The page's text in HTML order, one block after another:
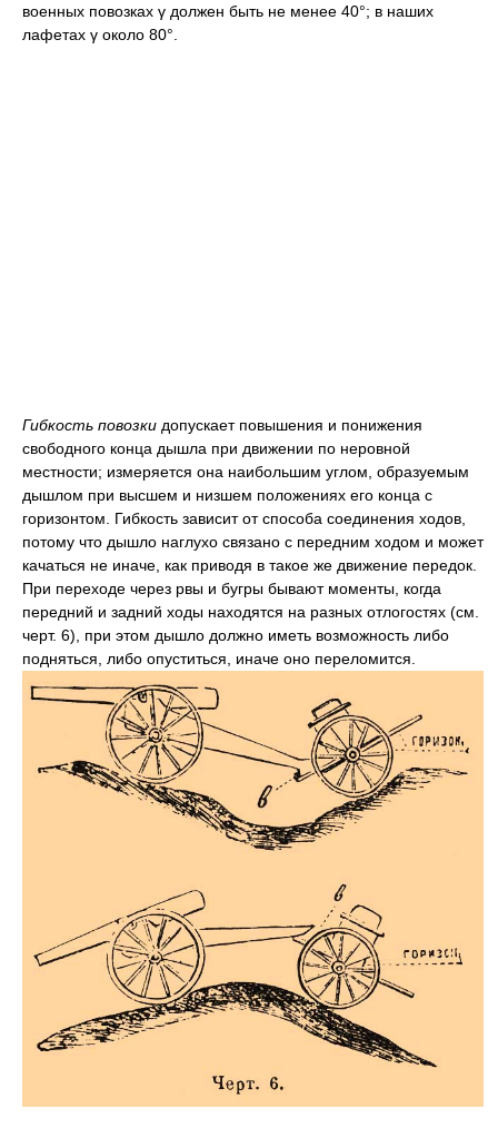
военных повозках γ должен быть не менее 40°; в наших
лафетах γ около 80°.
Гибкость повозки допускает повышения и понижения
свободного конца дышла при движении по неровной
местности; измеряется она наибольшим углом, образуемым
дышлом при высшем и низшем положениях его конца с
горизонтом. Гибкость зависит от способа соединения ходов,
потому что дышло наглухо связано с передним ходом и может
качаться не иначе, как приводя в такое же движение передок.
При переходе через рвы и бугры бывают моменты, когда
передний и задний ходы находятся на разных отлогостях (см.
черт. 6), при этом дышло должно иметь возможность либо
подняться, либо опуститься, иначе оно переломится.